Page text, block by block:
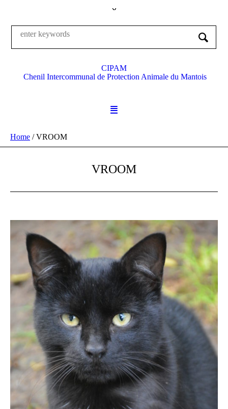
CIPAM
Chenil Intercommunal de Protection Animale du Mantois
Home /VROOM
VROOM